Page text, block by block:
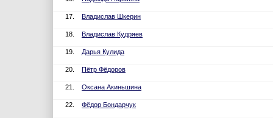
17. Владислав Шкерин
18. Владислав Кудряев
19. Дарья Кулида
20. Пётр Фёдоров
21. Оксана Акиньшина
22. Фёдор Бондарчук